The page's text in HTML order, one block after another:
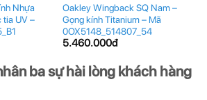
Nhựa
tia UV –
Oakley Wingback SQ Nam –
Gọng kính Titanium – Mã
0OX5148_514807_54
5.460.000đ
ba sự hài lòng khách hàng